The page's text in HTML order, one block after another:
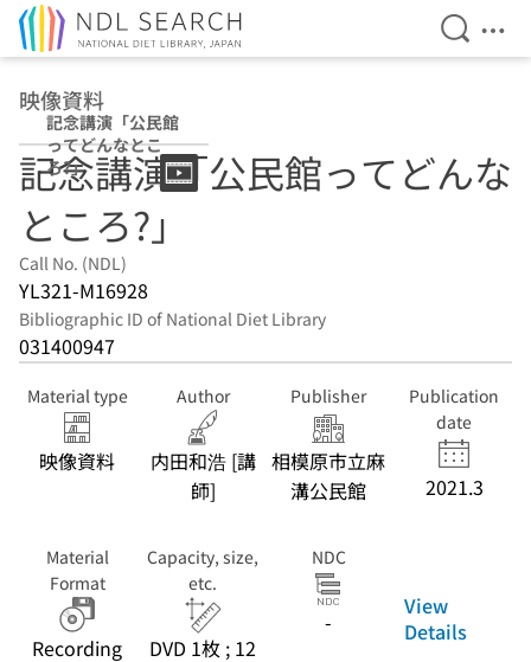
Open
映像資料
記念講演「公民館
ってどんなとこ
ろ?」
記念講演「公民館ってどんな
ところ?」
Call No. (NDL)
YL321-M16928
Bibliographic ID of National Diet Library
031400947
Material type
映像資料
Author
内田和浩 [講
師]
Publisher
相模原市立麻
溝公民館
Publication
date
2021.3
Material
Format
Recording
Capacity, size,
etc.
DVD 1枚 ; 12
NDC
-
View
Details